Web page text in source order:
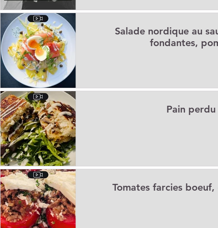
Salade nordique au
fondantes,
Pain
Tomates farcies